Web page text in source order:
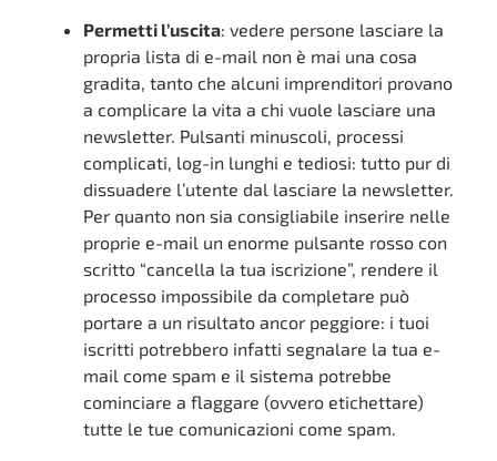
Permetti l’uscita: vedere persone lasciare la
propria lista di e-mail non è mai una cosa
gradita, tanto che alcuni imprenditori provano
a complicare la vita a chi vuole lasciare una
newsletter. Pulsanti minuscoli, processi
complicati, log-in lunghi e tediosi: tutto pur di
dissuadere l’utente dal lasciare la newsletter.
Per quanto non sia consigliabile inserire nelle
proprie e-mail un enorme pulsante rosso con
scritto “cancella la tua iscrizione”, rendere il
processo impossibile da completare può
portare a un risultato ancor peggiore: i tuoi
iscritti potrebbero infatti segnalare la tua e-
mail come spam e il sistema potrebbe
cominciare a flaggare (ovvero etichettare)
tutte le tue comunicazioni come spam.